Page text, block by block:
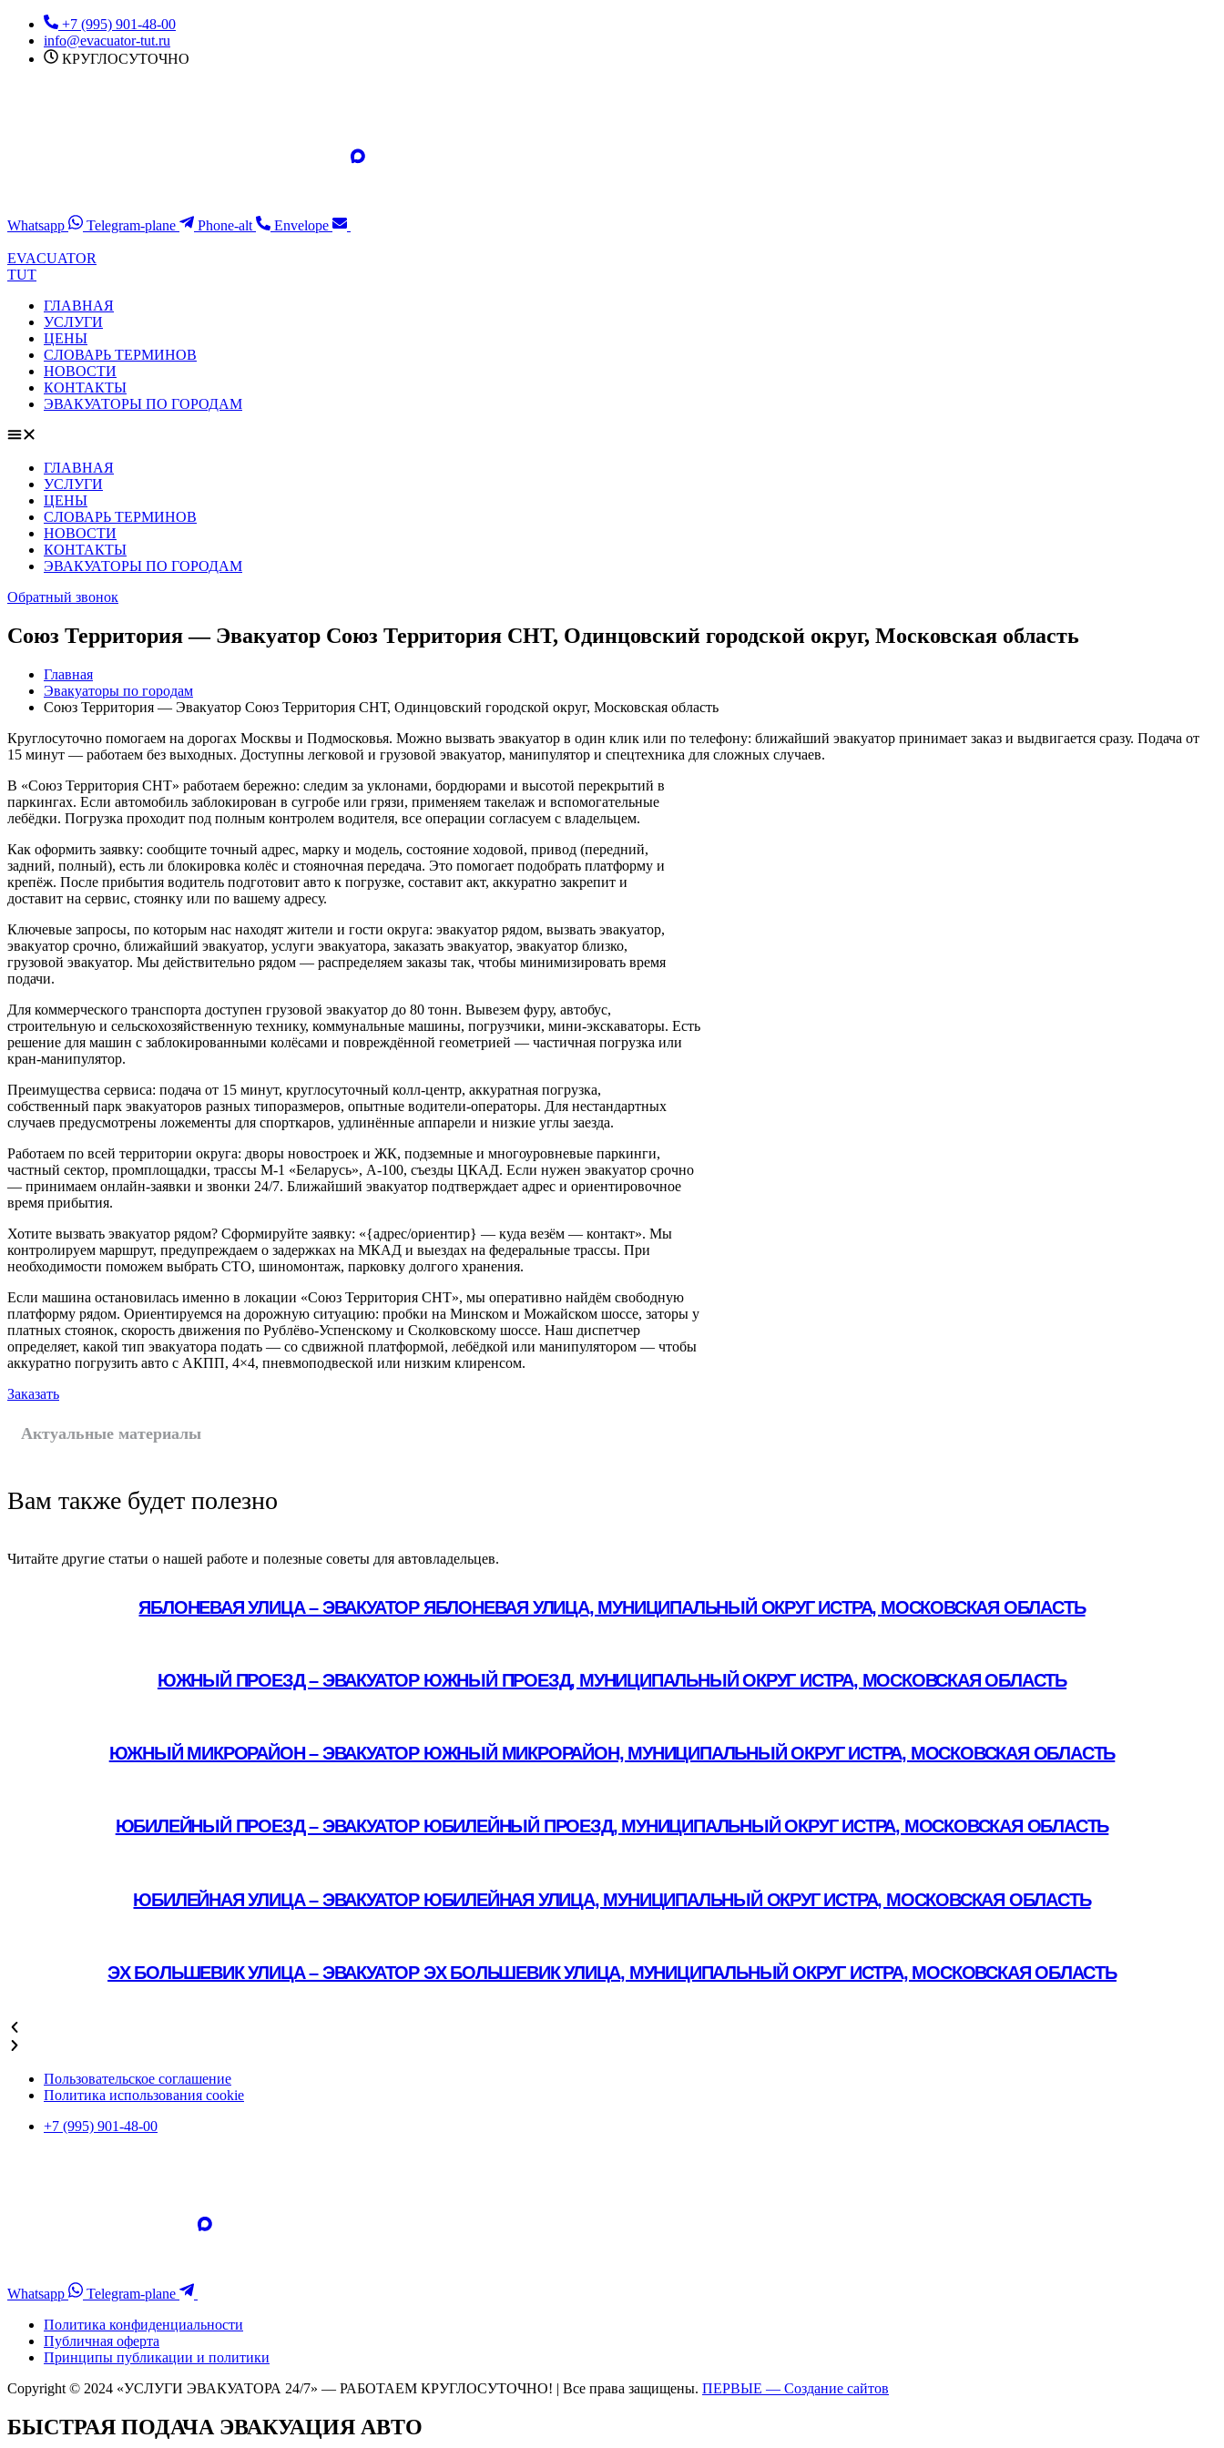
Перейти
содержимому
+7 (995) 901-48-00
info@evacuator-tut.ru
КРУГЛОСУТОЧНО
Whatsapp Telegram-plane Phone-alt Envelope
EVACUATOR
TUT
ГЛАВНАЯ
УСЛУГИ
ЦЕНЫ
СЛОВАРЬ ТЕРМИНОВ
НОВОСТИ
КОНТАКТЫ
ЭВАКУАТОРЫ ПО ГОРОДАМ
ГЛАВНАЯ
УСЛУГИ
ЦЕНЫ
СЛОВАРЬ ТЕРМИНОВ
НОВОСТИ
КОНТАКТЫ
ЭВАКУАТОРЫ ПО ГОРОДАМ
Обратный звонок
Союз Территория — Эвакуатор Союз Территория СНТ, Одинцовский городской округ, Московская область
Главная
Эвакуаторы по городам
Союз Территория — Эвакуатор Союз Территория СНТ, Одинцовский городской округ, Московская область
Круглосуточно помогаем на дорогах Москвы и Подмосковья. Можно вызвать эвакуатор в один клик или по телефону: ближайший эвакуатор принимает заказ и выдвигается сразу. Подача от
15 минут — работаем без выходных. Доступны легковой и грузовой эвакуатор, манипулятор и спецтехника для сложных случаев.
В «Союз Территория СНТ» работаем бережно: следим за уклонами, бордюрами и высотой перекрытий в
паркингах. Если автомобиль заблокирован в сугробе или грязи, применяем такелаж и вспомогательные
лебёдки. Погрузка проходит под полным контролем водителя, все операции согласуем с владельцем.
Как оформить заявку: сообщите точный адрес, марку и модель, состояние ходовой, привод (передний,
задний, полный), есть ли блокировка колёс и стояночная передача. Это помогает подобрать платформу и
крепёж. После прибытия водитель подготовит авто к погрузке, составит акт, аккуратно закрепит и
доставит на сервис, стоянку или по вашему адресу.
Ключевые запросы, по которым нас находят жители и гости округа: эвакуатор рядом, вызвать эвакуатор,
эвакуатор срочно, ближайший эвакуатор, услуги эвакуатора, заказать эвакуатор, эвакуатор близко,
грузовой эвакуатор. Мы действительно рядом — распределяем заказы так, чтобы минимизировать время
подачи.
Для коммерческого транспорта доступен грузовой эвакуатор до 80 тонн. Вывезем фуру, автобус,
строительную и сельскохозяйственную технику, коммунальные машины, погрузчики, мини-экскаваторы. Есть
решение для машин с заблокированными колёсами и повреждённой геометрией — частичная погрузка или
кран-манипулятор.
Преимущества сервиса: подача от 15 минут, круглосуточный колл‑центр, аккуратная погрузка,
собственный парк эвакуаторов разных типоразмеров, опытные водители-операторы. Для нестандартных
случаев предусмотрены ложементы для спорткаров, удлинённые аппарели и низкие углы заезда.
Работаем по всей территории округа: дворы новостроек и ЖК, подземные и многоуровневые паркинги,
частный сектор, промплощадки, трассы М‑1 «Беларусь», А‑100, съезды ЦКАД. Если нужен эвакуатор срочно
— принимаем онлайн-заявки и звонки 24/7. Ближайший эвакуатор подтверждает адрес и ориентировочное
время прибытия.
Хотите вызвать эвакуатор рядом? Сформируйте заявку: «{адрес/ориентир} — куда везём — контакт». Мы
контролируем маршрут, предупреждаем о задержках на МКАД и выездах на федеральные трассы. При
необходимости поможем выбрать СТО, шиномонтаж, парковку долгого хранения.
Если машина остановилась именно в локации «Союз Территория СНТ», мы оперативно найдём свободную
платформу рядом. Ориентируемся на дорожную ситуацию: пробки на Минском и Можайском шоссе, заторы у
платных стоянок, скорость движения по Рублёво-Успенскому и Сколковскому шоссе. Наш диспетчер
определяет, какой тип эвакуатора подать — со сдвижной платформой, лебёдкой или манипулятором — чтобы
аккуратно погрузить авто с АКПП, 4×4, пневмоподвеской или низким клиренсом.
Заказать
Актуальные материалы
Вам также будет полезно
Читайте другие статьи о нашей работе и полезные советы для автовладельцев.
ЯБЛОНЕВАЯ УЛИЦА – ЭВАКУАТОР ЯБЛОНЕВАЯ УЛИЦА, МУНИЦИПАЛЬНЫЙ ОКРУГ ИСТРА, МОСКОВСКАЯ ОБЛАСТЬ
ЮЖНЫЙ ПРОЕЗД – ЭВАКУАТОР ЮЖНЫЙ ПРОЕЗД, МУНИЦИПАЛЬНЫЙ ОКРУГ ИСТРА, МОСКОВСКАЯ ОБЛАСТЬ
ЮЖНЫЙ МИКРОРАЙОН – ЭВАКУАТОР ЮЖНЫЙ МИКРОРАЙОН, МУНИЦИПАЛЬНЫЙ ОКРУГ ИСТРА, МОСКОВСКАЯ ОБЛАСТЬ
ЮБИЛЕЙНЫЙ ПРОЕЗД – ЭВАКУАТОР ЮБИЛЕЙНЫЙ ПРОЕЗД, МУНИЦИПАЛЬНЫЙ ОКРУГ ИСТРА, МОСКОВСКАЯ ОБЛАСТЬ
ЮБИЛЕЙНАЯ УЛИЦА – ЭВАКУАТОР ЮБИЛЕЙНАЯ УЛИЦА, МУНИЦИПАЛЬНЫЙ ОКРУГ ИСТРА, МОСКОВСКАЯ ОБЛАСТЬ
ЭХ БОЛЬШЕВИК УЛИЦА – ЭВАКУАТОР ЭХ БОЛЬШЕВИК УЛИЦА, МУНИЦИПАЛЬНЫЙ ОКРУГ ИСТРА, МОСКОВСКАЯ ОБЛАСТЬ
Пользовательское соглашение
Политика использования cookie
+7 (995) 901-48-00
Whatsapp
Telegram-plane
Политика конфиденциальности
Публичная оферта
Принципы публикации и политики
Copyright © 2024 «УСЛУГИ ЭВАКУАТОРА 24/7» — РАБОТАЕМ КРУГЛОСУТОЧНО! | Все права защищены. ПЕРВЫЕ — Создание сайтов
БЫСТРАЯ ПОДАЧА ЭВАКУАЦИЯ АВТО